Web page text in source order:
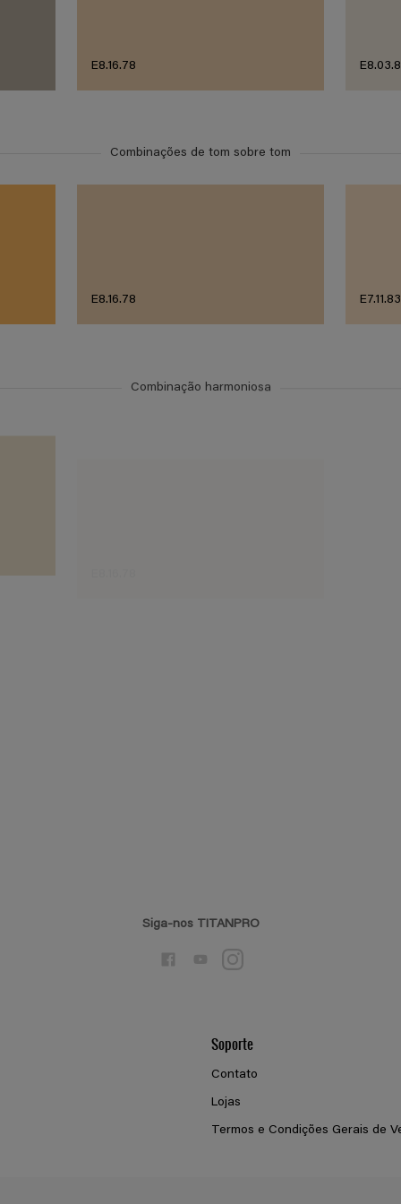
E8.16.78
Combinações de tom sobre tom
E8.16.78 E7.11.83
Combinação harmoniosa
Siga-nos TITANPRO
Soporte
Contato
Lojas
Termos e Condições Gerais de